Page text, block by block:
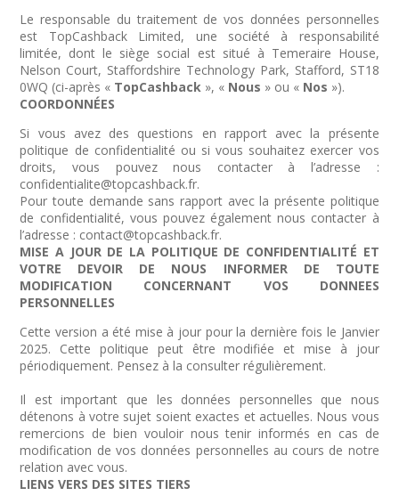
Le responsable du traitement de vos données personnelles
est TopCashback Limited, une société à responsabilité
limitée, dont le siège social est situé à Temeraire House,
Nelson Court, Staffordshire Technology Park, Stafford, ST18
0WQ (ci-après « TopCashback », « Nous » ou « Nos »).
COORDONNÉES
Si vous avez des questions en rapport avec la présente
politique de confidentialité ou si vous souhaitez exercer vos
droits, vous pouvez nous contacter à l’adresse :
confidentialite@topcashback.fr.
Pour toute demande sans rapport avec la présente politique
de confidentialité, vous pouvez également nous contacter à
l’adresse : contact@topcashback.fr.
MISE A JOUR DE LA POLITIQUE DE CONFIDENTIALITÉ ET
VOTRE DEVOIR DE NOUS INFORMER DE TOUTE
MODIFICATION CONCERNANT VOS DONNEES
PERSONNELLES
Cette version a été mise à jour pour la dernière fois le Janvier
2025. Cette politique peut être modifiée et mise à jour
périodiquement. Pensez à la consulter régulièrement.
Il est important que les données personnelles que nous
détenons à votre sujet soient exactes et actuelles. Nous vous
remercions de bien vouloir nous tenir informés en cas de
modification de vos données personnelles au cours de notre
relation avec vous.
LIENS VERS DES SITES TIERS